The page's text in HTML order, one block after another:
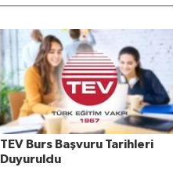
TEV Burs Başvuru Tarihleri
Duyuruldu